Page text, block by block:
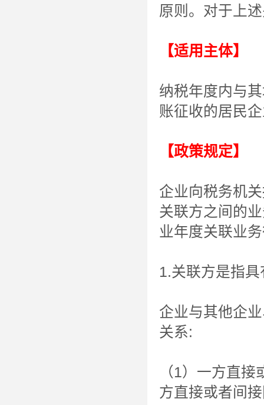
原则。对于上
【适用主体】
纳税年度内与
账征收的居民
【政策规定】
企业向税务机
关联方之间的
业年度关联业
1.关联方是指
企业与其他企
关系:
（1）一方直
方直接或者间